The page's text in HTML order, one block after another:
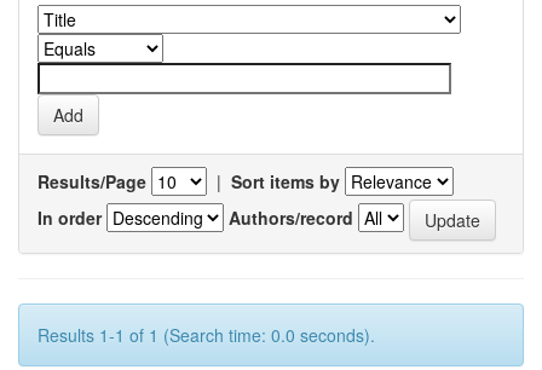
Results/Page | Sort items by
In order
Authors/record
Results 1-1 of 1 (Search time: 0.0 seconds).